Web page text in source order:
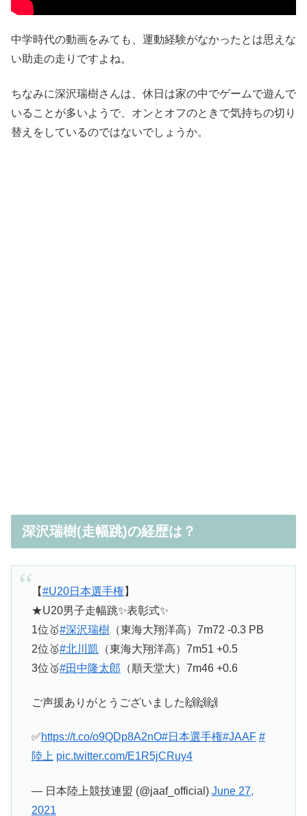
中学時代の動画をみても、運動経験がなかったとは思えな
い助走の走りですよね。
ちなみに深沢瑞樹さんは、休日は家の中でゲームで遊んで
いることが多いようで、オンとオフのときで気持ちの切り
替えをしているのではないでしょうか。
深沢瑞樹(走幅跳)の経歴は？
【#U20日本選手権】
★U20男子走幅跳✨表彰式✨
1位🥇#深沢瑞樹（東海大翔洋高）7m72 -0.3 PB
2位🥈#北川凱 （東海大翔洋高）7m51 +0.5
3位🥉#田中隆太郎 （順天堂大）7m46 +0.6
ご声援ありがとうございました🙌🙌🙌
✅https://t.co/o9QDp8A2nO#日本選手権#JAAF #
陸上 pic.twitter.com/E1R5jCRuy4
— 日本陸上競技連盟 (@jaaf_official) June 27,
2021